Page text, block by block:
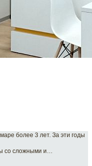
более 3 лет. За эти годы
со сложными и…